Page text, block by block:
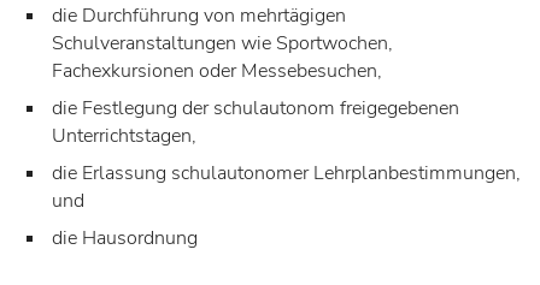
die Durchführung von mehrtägigen
Schulveranstaltungen wie Sportwochen,
Fachexkursionen oder Messebesuchen,
die Festlegung der schulautonom freigegebenen
Unterrichtstagen,
die Erlassung schulautonomer Lehrplanbestimmungen,
und
die Hausordnung